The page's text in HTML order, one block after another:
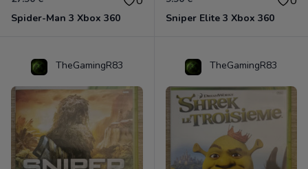
Spider-Man 3 Xbox 360 Sniper Elite 3 Xbox 360
TheGamingR83 TheGamingR83